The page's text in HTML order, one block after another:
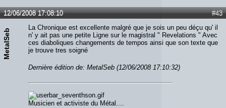
#43
12/06/2008 17:08:10
MetalSeb
La Chronique est excellente malgré que je sois un peu déçu qu' il
n' y ait pas une petite Ligne sur le magistral " Revelations " Avec
ces diaboliques changements de tempos ainsi que son texte que
je trouve tres soigné
Dernière édition de: MetalSeb (12/06/2008 17:10:32)
Musicien et activiste du Métal....